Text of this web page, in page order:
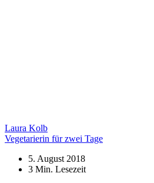
Laura Kolb
Vegetarierin für zwei Tage
5. August 2018
3 Min. Lesezeit